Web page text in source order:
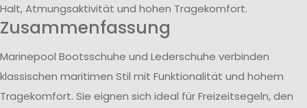
Halt, Atmungsaktivität und hohen Tragekomfort.
Zusammenfassung
Marinepool Bootsschuhe und Lederschuhe verbinden
klassischen maritimen Stil mit Funktionalität und hohem
Tragekomfort. Sie eignen sich ideal für Freizeitsegeln, den